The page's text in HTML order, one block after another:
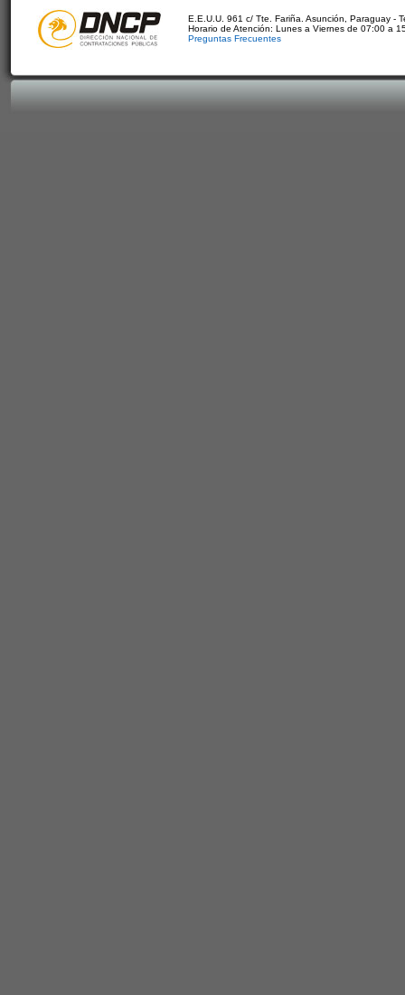
E.E.U.U. 961 c/ Tte. Fariña. Asunción, Paraguay -
Horario de Atención: Lunes a Viernes de 07:00 a
Preguntas Frecuentes